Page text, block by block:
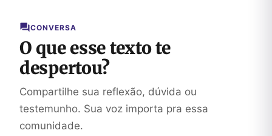
CONVERSA
O que esse texto te
despertou?
Compartilhe sua reflexão, dúvida ou
testemunho. Sua voz importa pra essa
comunidade.